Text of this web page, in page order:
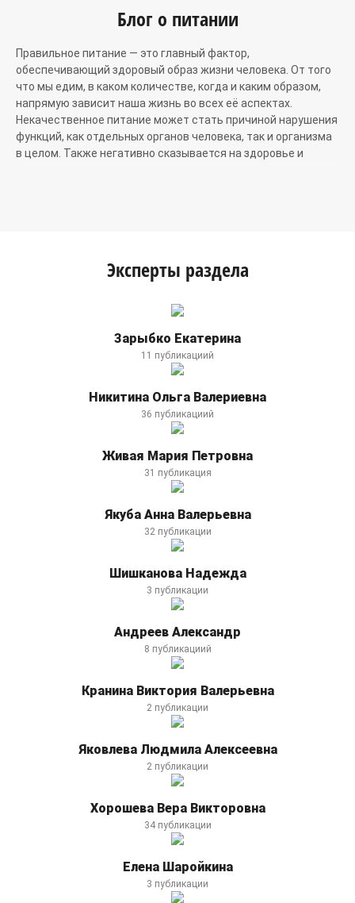
Блог о питании
Правильное питание — это главный фактор,
обеспечивающий здоровый образ жизни человека. От того
что мы едим, в каком количестве, когда и каким образом,
напрямую зависит наша жизнь во всех её аспектах.
Некачественное питание может стать причиной нарушения
функций, как отдельных органов человека, так и организма
в целом. Также негативно сказывается на здоровье и
рацион, который подходит именно вашему организму. Для
этого можно воспользоваться советами специалистов,
которые можно найти в одном из блогов о правильном
Отдельно стоит поговорить о лечебном питании. Это
категория, которая направлена на улучшение здоровья
различные диеты и методики похудения. В зависимости от
поставленных целей диеты могут способствовать не
похудению как таковому, а излечению от конкретных
положительное влияние на организм человека, но и
отрицательное. К примеру, соль или глюкоза необходимы
переизбыток может привести к определенным сбоям.
Существует много интересных и полезных лайфхаков о
Они касаются приготовления пищи, выбора продуктов,
маленьких хитростей, о которых вы не знали, но которые
способны существенно облегчить вашу жизнь и помогут
вам всегда оставаться в хорошем настроении и достигать
желаемых результатов.
Здоровый образ жизни
Тем, кто стремиться вести здоровый образ жизни, следует
помнить о том, что питание и спорт неразрывно связаны
друг с другом. Только при грамотном сочетании физических
упражнений и здоровом питании можно добиться наиболее
эффективных результатов. Режим питания в данном
полноценным рационом, который будет максимально
обеспечивать организм всеми необходимыми веществами.
Для каждого определенного вида спорта подбирается
специальное питание. И правильно подобрать его сможет
каждый на порталах о питании.
Эксперты раздела
Зарыбко Екатерина
11 публикациий
Никитина Ольга Валериевна
36 публикациий
Живая Мария Петровна
31 публикация
Якуба Анна Валерьевна
32 публикации
Шишканова Надежда
3 публикации
Андреев Александр
8 публикациий
Кранина Виктория Валерьевна
2 публикации
Яковлева Людмила Алексеевна
2 публикации
Хорошева Вера Викторовна
34 публикации
Елена Шаройкина
3 публикации